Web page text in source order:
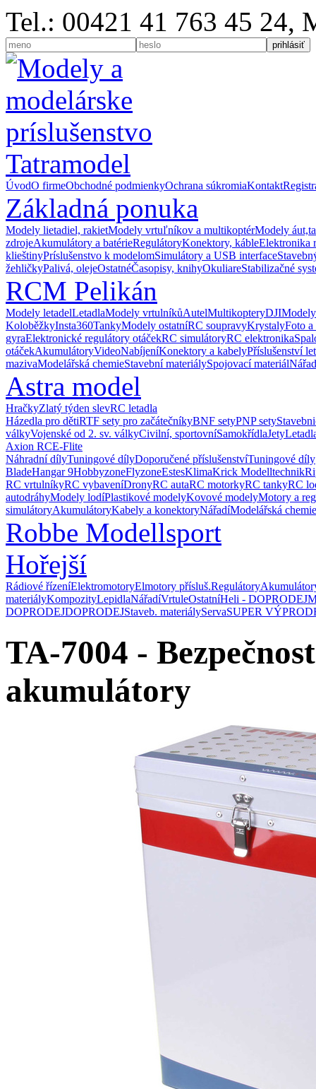
Tel.: 00421 41 763 45 24,
ÚvodO firmeObchodné podmienkyOchrana súkromiaKontakt
Základná ponuka
Modely lietadiel, rakietModely vrtuľníkov a multikoptérModely
zdrojeAkumulátory a batérieRegulátoryKonektory, kábleElektronika
klieštinyPríslušenstvo k modelomSimulátory a USB interface
žehličkyPalivá, olejeOstatnéČasopisy, knihyOkuliareStabilizačné
RCM Pelikán
Modely letadelLetadlaModely vrtulníkůAutelMultikopteryDJI
KoloběžkyInsta360TankyModely ostatníRC soupravyKrystalyFoto
gyraElektronické regulátory otáčekRC simulátoryRC elektronika
otáčekAkumulátoryVideoNabíjeníKonektory a kabelyPříslušenství
mazivaModelářská chemieStavební materiálySpojovací materiál
Astra model
HračkyZlatý týden slevRC letadla
Házedla pro dětiRTF sety pro začátečníkyBNF setyPNP sety
válkyVojenské od 2. sv. válkyCivilní, sportovníSamokřídlaJety
Axion RCE-Flite
Náhradní dílyTuningové dílyDoporučené příslušenstvíTuningové díly
BladeHangar 9HobbyzoneFlyzoneEstesKlimaKrick Modelltechnik
RC vrtulníkyRC vybaveníDronyRC autaRC motorkyRC tankyRC
autodráhyModely lodíPlastikové modelyKovové modelyMotory a
simulátoryAkumulátoryKabely a konektoryNářadíModelářská chemie
Robbe Modellsport
Hořejší
Rádiové řízeníElektromotoryElmotory přísluš.Regulátory
materiályKompozityLepidlaNářadíVrtuleOstatníHeli - DOPRODEJ
DOPRODEJDOPRODEJStaveb. materiályServaSUPER
TA-7004 -
akumulátory